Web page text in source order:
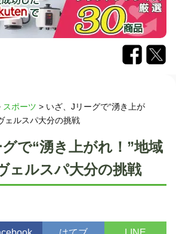
スポーツ > いざ、Jリーグで“湧き上が
ェルスパ大分の挑戦
で“湧き上がれ！”地域
ェルスパ大分の挑戦